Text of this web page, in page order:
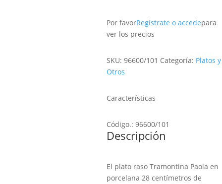
Por favorRegístrate o accedepara
ver los precios
SKU:96600/101 Categoría: Platos y
Otros
Características
Código.: 96600/101
Descripción
El plato raso Tramontina Paola en
porcelana 28 centímetros de